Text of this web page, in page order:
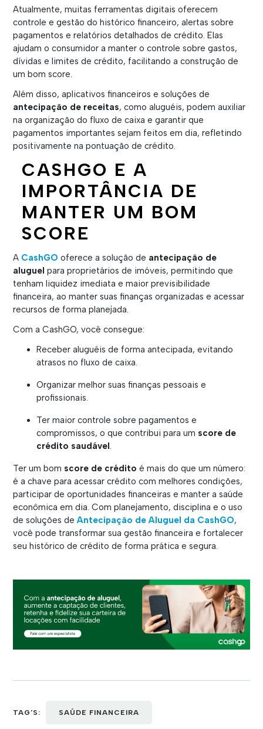
Atualmente, muitas ferramentas digitais oferecem
controle e gestão do histórico financeiro, alertas sobre
pagamentos e relatórios detalhados de crédito. Elas
ajudam o consumidor a manter o controle sobre gastos,
dívidas e limites de crédito, facilitando a construção de
um bom score.
Além disso, aplicativos financeiros e soluções de
antecipação de receitas, como aluguéis, podem auxiliar
na organização do fluxo de caixa e garantir que
pagamentos importantes sejam feitos em dia, refletindo
positivamente na pontuação de crédito.
CASHGO E A
IMPORTÂNCIA DE
MANTER UM BOM
SCORE
A CashGO oferece a solução de antecipação de
aluguel para proprietários de imóveis, permitindo que
tenham liquidez imediata e maior previsibilidade
financeira, ao manter suas finanças organizadas e acessar
recursos de forma planejada.
Com a CashGO, você consegue:
Receber aluguéis de forma antecipada, evitando
atrasos no fluxo de caixa.
Organizar melhor suas finanças pessoais e
profissionais.
Ter maior controle sobre pagamentos e
compromissos, o que contribui para um score de
crédito saudável .
Ter um bom score de crédito é mais do que um número:
é a chave para acessar crédito com melhores condições,
participar de oportunidades financeiras e manter a saúde
econômica em dia. Com planejamento, disciplina e o uso
de soluções deAntecipação de Aluguel da CashGO,
você pode transformar sua gestão financeira e fortalecer
seu histórico de crédito de forma prática e segura.
TAG'S: SAÚDE FINANCEIRA